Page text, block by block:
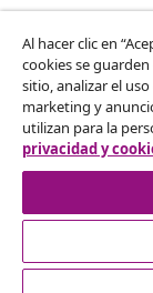
Desistir del
Solicita la
Servicio al
Al hacer clic en
cookies se
sitio, analizar el
marketing y
utilizan para la
privacidad y